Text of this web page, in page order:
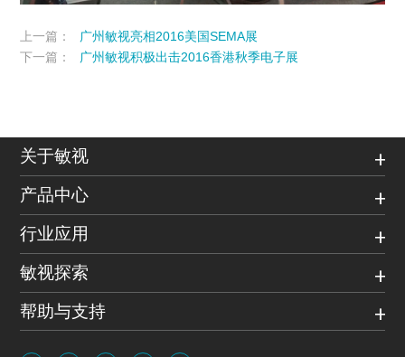
上一篇：
广州敏视亮相2016美国SEMA展
下一篇：
广州敏视积极出击2016香港秋季电子展
关于敏视
产品中心
行业应用
敏视探索
帮助与支持